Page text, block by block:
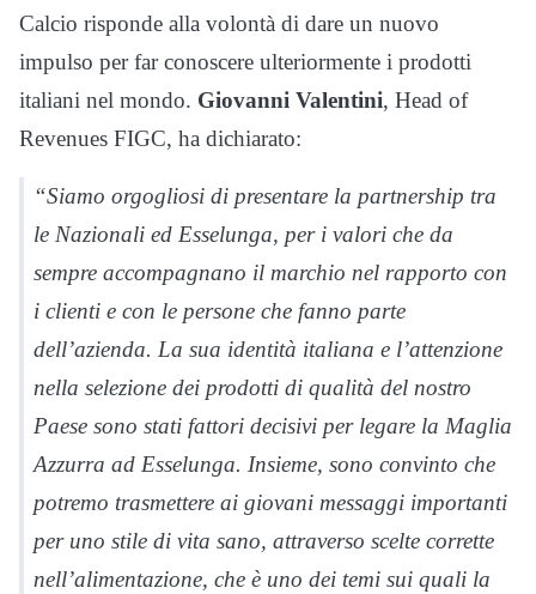
Calcio risponde alla volontà di dare un nuovo
impulso per far conoscere ulteriormente i prodotti
italiani nel mondo. Giovanni Valentini, Head of
Revenues FIGC, ha dichiarato:
“Siamo orgogliosi di presentare la partnership tra
le Nazionali ed Esselunga, per i valori che da
sempre accompagnano il marchio nel rapporto con
i clienti e con le persone che fanno parte
dell’azienda. La sua identità italiana e l’attenzione
nella selezione dei prodotti di qualità del nostro
Paese sono stati fattori decisivi per legare la Maglia
Azzurra ad Esselunga. Insieme, sono convinto che
potremo trasmettere ai giovani messaggi importanti
per uno stile di vita sano, attraverso scelte corrette
nell’alimentazione, che è uno dei temi sui quali la